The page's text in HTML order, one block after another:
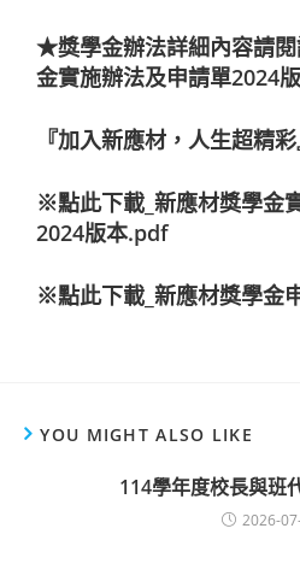
★獎學金辦法詳細內容請
金實施辦法及申請單2024
『加入新應材，人生超精彩
※點此下載_新應材獎學金
2024版本.pdf
※點此下載_新應材獎學金
YOU MIGHT ALSO LIKE
114學年度校長與班
2026-